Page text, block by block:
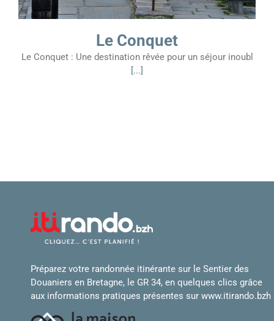
Le Conquet
Le Conquet : Une destination rêvée pour un séjour inoubl
[...]
Préparez votre randonnée itinérante sur le Sentier des
Douaniers en Bretagne, le GR 34, en quelques clics grâce
aux informations pratiques présentes sur www.itirando.bzh